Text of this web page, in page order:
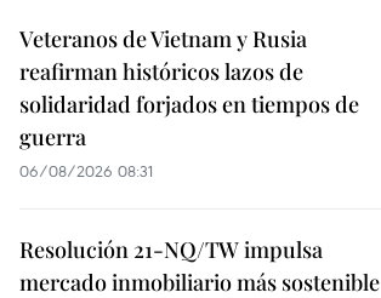
Veteranos de Vietnam y Rusia
reafirman históricos lazos de
solidaridad forjados en tiempos de
guerra
06/08/2026 08:31
Resolución 21-NQ/TW impulsa
mercado inmobiliario más sostenible